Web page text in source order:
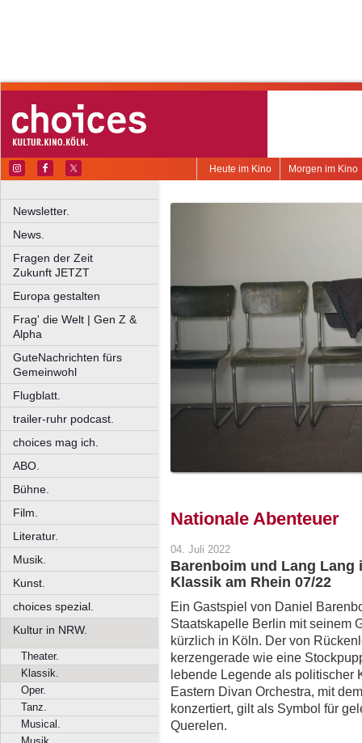
Morgen im Kino
Heute im Kino
Newsletter.
News.
Fragen der Zeit
Zukunft JETZT
Europa gestalten
Frag' die Welt | Gen Z &
Alpha
GuteNachrichten fürs
Gemeinwohl
Flugblatt.
trailer-ruhr podcast.
choices mag ich.
ABO.
Bühne.
Film.
Literatur.
Musik.
Kunst.
choices spezial.
Kultur in NRW.
Theater.
Klassik.
Oper.
Tanz.
Musical.
Nationale Abenteuer
04. Juli 2022
Barenboim und Lang
Klassik am Rhein 07/22
Ein Gastspiel von Daniel
Staatskapelle Berlin mit seinem
kürzlich in Köln. Der von
kerzengerade wie eine
lebende Legende als politischer
Eastern Divan Orchestra, mit
konzertiert, gilt als Symbol für
Querelen.